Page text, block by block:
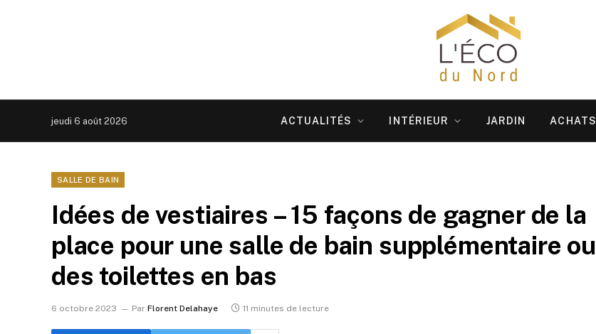
jeudi 6 août 2026 ACTUALITÉS INTÉRIEUR JARDIN ACHATS
SALLE DE BAIN
Idées de vestiaires – 15 façons de gagner de la
place pour une salle de bain supplémentaire ou
des toilettes en bas
6 octobre 2023 Par Florent Delahaye 11 minutes de lecture